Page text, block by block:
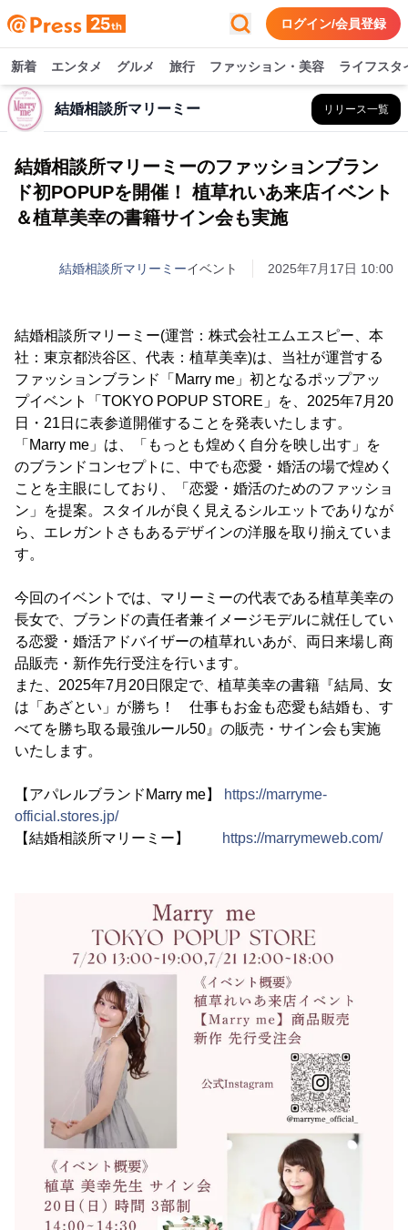
ログイン/会員登録
新着 エンタメ グルメ 旅行 ファッション・美容 ライフスタ
結婚相談所マリーミー リリース一覧
結婚相談所マリーミーのファッションブラン
ド初POPUPを開催！ 植草れいあ来店イベント
＆植草美幸の書籍サイン会も実施
結婚相談所マリーミーイベント 2025年7月17日 10:00
結婚相談所マリーミー(運営：株式会社エムエスピー、本
社：東京都渋谷区、代表：植草美幸)は、当社が運営する
ファッションブランド「Marry me」初となるポップアッ
プイベント「TOKYO POPUP STORE」を、2025年7月20
日・21日に表参道開催することを発表いたします。
「Marry me」は、「もっとも煌めく自分を映し出す」を
のブランドコンセプトに、中でも恋愛・婚活の場で煌めく
ことを主眼にしており、「恋愛・婚活のためのファッショ
ン」を提案。スタイルが良く見えるシルエットでありなが
ら、エレガントさもあるデザインの洋服を取り揃えていま
す。
今回のイベントでは、マリーミーの代表である植草美幸の
長女で、ブランドの責任者兼イメージモデルに就任してい
る恋愛・婚活アドバイザーの植草れいあが、両日来場し商
品販売・新作先行受注を行います。
また、2025年7月20日限定で、植草美幸の書籍『結局、女
は「あざとい」が勝ち！ 仕事もお金も恋愛も結婚も、す
べてを勝ち取る最強ルール50』の販売・サイン会も実施
いたします。
【アパレルブランドMarry me】
https://marryme-
official.stores.jp/
【結婚相談所マリーミー】
https://marrymeweb.com/